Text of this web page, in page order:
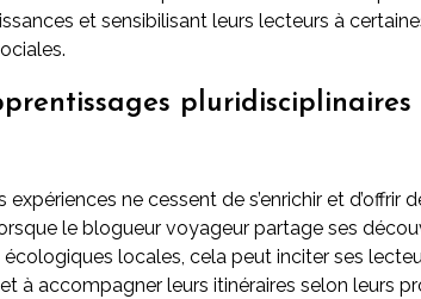
et sensibilisant leurs lecteurs à
expériences ne cessent de s’enrichir et d’offrir
le blogueur voyageur partage ses
locales, cela peut inciter ses
à accompagner leurs itinéraires selon leurs